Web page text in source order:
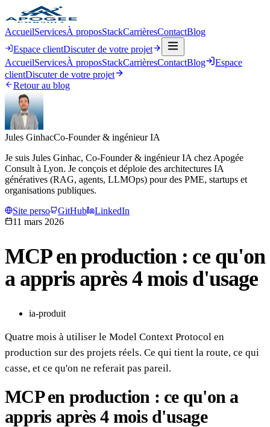
AccueilServicesÀ proposStackCarrièresContactBlog
Espace clientDiscuter de votre projet
AccueilServicesÀ proposStackCarrièresContactBlog
Espace
clientDiscuter de votre projet
Retour au blog
Jules GinhacCo-Founder & ingénieur IA
Je suis Jules Ginhac, Co-Founder & ingénieur IA chez Apogée
Consult à Lyon. Je conçois et déploie des architectures IA
génératives (RAG, agents, LLMOps) pour des PME, startups et
organisations publiques.
Site perso
GitHub
LinkedIn
11 mars 2026
MCP en production : ce qu'on
a appris après 4 mois d'usage
ia-produit
Quatre mois à utiliser le Model Context Protocol en
production sur des projets réels. Ce qui tient la route, ce qui
casse, et ce qu'on ne referait pas pareil.
MCP en production : ce qu'on a
appris après 4 mois d'usage